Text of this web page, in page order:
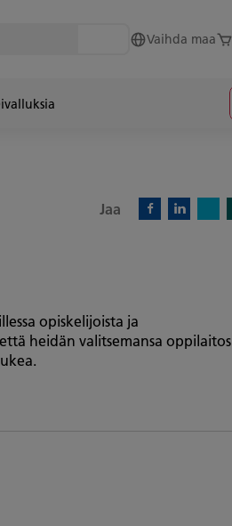
Vaihda maa
Jaa
opiskelijoista ja
heidän valitsemansa oppilaitos